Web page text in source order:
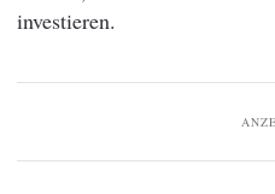
investieren.